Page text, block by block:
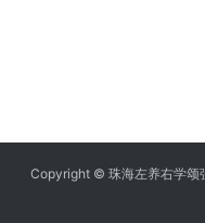
Copyright © 珠海左养右学颂